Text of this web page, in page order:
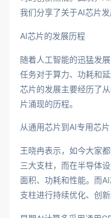
我们分享了关于AI芯片
AI芯片的发展历程
随着人工智能的迅猛发
任务对于算力、功耗和
芯片的发展主要经历了
片涌现的历程。
从通用芯片到AI专用芯片
王晓冉表示，如今大家
三大支柱，而在半导体
面积、功耗和性能。而
支柱进行持续优化、创新